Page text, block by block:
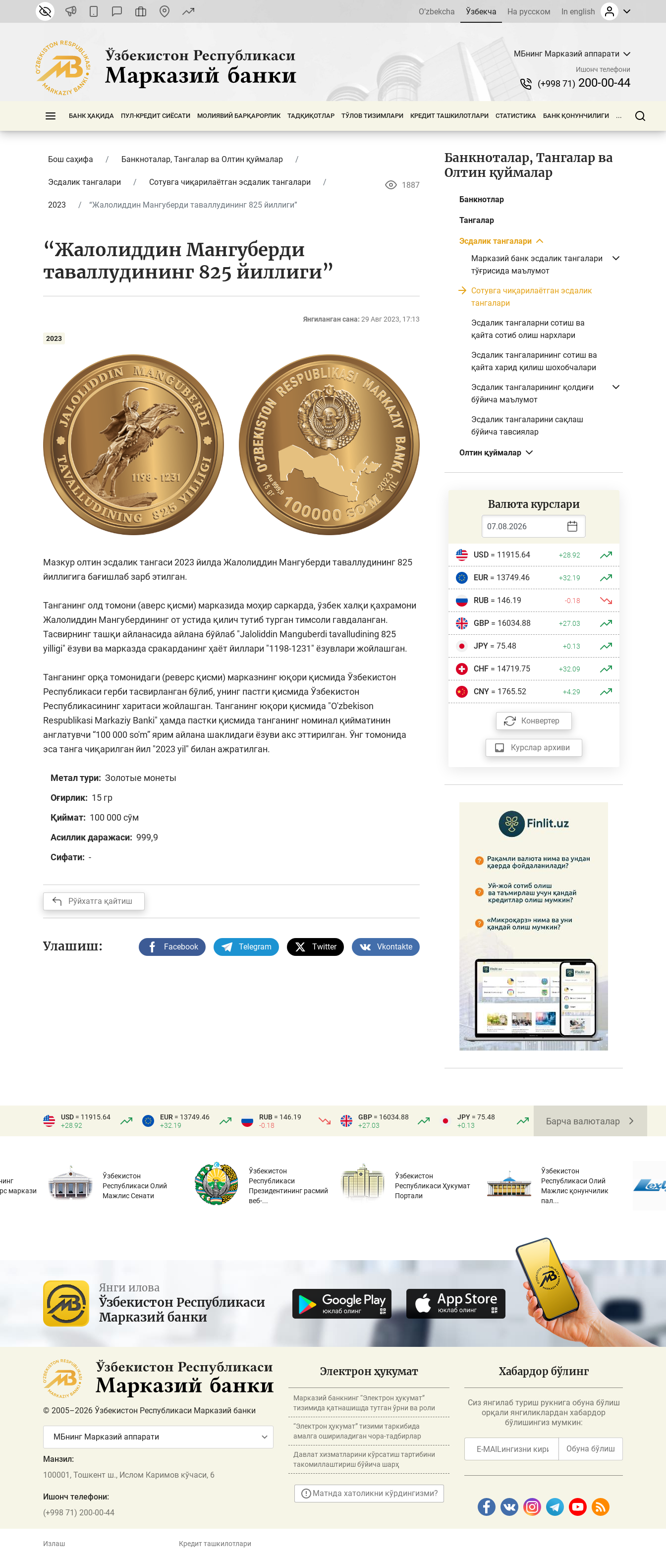
O’zbekcha Ўзбекча На русском In english
МБнинг Марказий аппарати
Ишонч телефони
(+998 71) 200-00-44
БАНК ҲАҚИДА ПУЛ-КРЕДИТ СИЁСАТИ МОЛИЯВИЙ БАРҚАРОРЛИК ТАДҚИҚОТЛАР ТЎЛОВ ТИЗИМЛАРИ КРЕДИТ ТАШКИЛОТЛАРИ СТАТИСТИКА БАНК ҚОНУНЧИЛИГИ ...
Бош саҳифа Банкноталар, Тангалар ва Олтин қуймалар
Эсдалик тангалари Сотувга чиқарилаётган эсдалик тангалари
2023 “Жалолиддин Мангуберди таваллудининг 825 йиллиги”
1887
“Жалолиддин Мангуберди
таваллудининг 825 йиллиги”
Янгиланган сана: 29 Авг 2023, 17:13
2023
Мазкур олтин эсдалик тангаси 2023 йилда Жалолиддин Мангуберди таваллудининг 825
йиллигига бағишлаб зарб этилган.
Танганинг олд томони (аверс қисми) марказида моҳир саркарда, ўзбек халқи қахрамони
Жалолиддин Мангубердининг от устида қилич тутиб турган тимсоли гавдаланган.
Тасвирнинг ташқи айланасида айлана бўйлаб "Jaloliddin Manguberdi tavalludining 825
yilligi" ёзуви ва марказда сракарданинг ҳаёт йиллари "1198-1231" ёзувлари жойлашган.
Танганинг орқа томонидаги (реверс қисми) марказнинг юқори қисмида Ўзбекистон
Республикаси герби тасвирланган бўлиб, унинг пастги қисмида Ўзбекистон
Республикасининг харитаси жойлашган. Танганинг юқори қисмида "O'zbekison
Respublikasi Markaziy Banki" ҳамда пастки қисмида танганинг номинал қийматинин
англатувчи “100 000 so'm” ярим айлана шаклидаги ёзуви акс эттирилган. Ўнг томонида
эса танга чиқарилган йил "2023 yil" билан ажратилган.
Метал тури: Золотые монеты
Оғирлик: 15 гр
Қиймат: 100 000 сўм
Асиллик даражаси: 999,9
Сифати: -
Рўйхатга қайтиш
Улашиш: Facebook Telegram Twitter Vkontakte
Банкноталар, Тангалар ва
Олтин қуймалар
Банкнотлар
Тангалар
Эсдалик тангалари
Марказий банк эсдалик тангалари
тўғрисида маълумот
Сотувга чиқарилаётган эсдалик
тангалари
Эсдалик тангаларни сотиш ва
қайта сотиб олиш нархлари
Эсдалик тангаларининг сотиш ва
қайта харид қилиш шохобчалари
Эсдалик тангаларининг қолдиғи
бўйича маълумот
Эсдалик тангаларини сақлаш
бўйича тавсиялар
Олтин қуймалар
Валюта курслари
USD= 11915.64 +28.92
EUR= 13749.46 +32.19
RUB= 146.19 -0.18
GBP= 16034.88 +27.03
JPY= 75.48 +0.13
CHF= 14719.75 +32.09
CNY= 1765.52 +4.29
Конвертер
Курслар архиви
USD = 11915.64
+28.92
EUR = 13749.46
+32.19
RUB = 146.19
-0.18
GBP = 16034.88
+27.03
JPY = 75.48
+0.13
Барча валюталар
маркази
Ўзбекистон
Республикаси Олий
Мажлис Сенати
Ўзбекистон
Республикаси
Президентининг расмий
веб-...
Ўзбекистон
Республикаси Ҳукумат
Портали
Ўзбекистон
Республикаси Олий
Мажлис қонунчилик
пал...
Янги илова
Ўзбекистон Республикаси
Марказий банки
© 2005–2026 Ўзбекистон Республикаси Марказий банки
МБнинг Марказий аппарати
Манзил:
100001, Тошкент ш., Ислом Каримов кўчаси, 6
Ишонч телефони:
(+998 71) 200-00-44
Электрон ҳукумат
Марказий банкнинг “Электрон ҳукумат”
тизимида қатнашишда тутган ўрни ва роли
“Электрон ҳукумат” тизими таркибида
амалга ошириладиган чора-тадбирлар
Давлат хизматларини кўрсатиш тартибини
такомиллаштириш бўйича шарҳ
Матнда хатоликни кўрдингизми?
Хабардор бўлинг
Сиз янгилаб туриш рукнига обуна бўлиш
орқали янгиликлардан хабардор
бўлишингиз мумкин:
Обуна бўлиш
Излаш Кредит ташкилотлари